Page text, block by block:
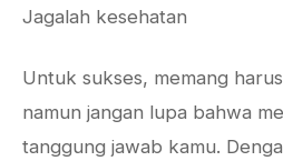
Jagalah kesehatan
Untuk sukses, memang
namun jangan lupa bahwa
tanggung jawab kamu.